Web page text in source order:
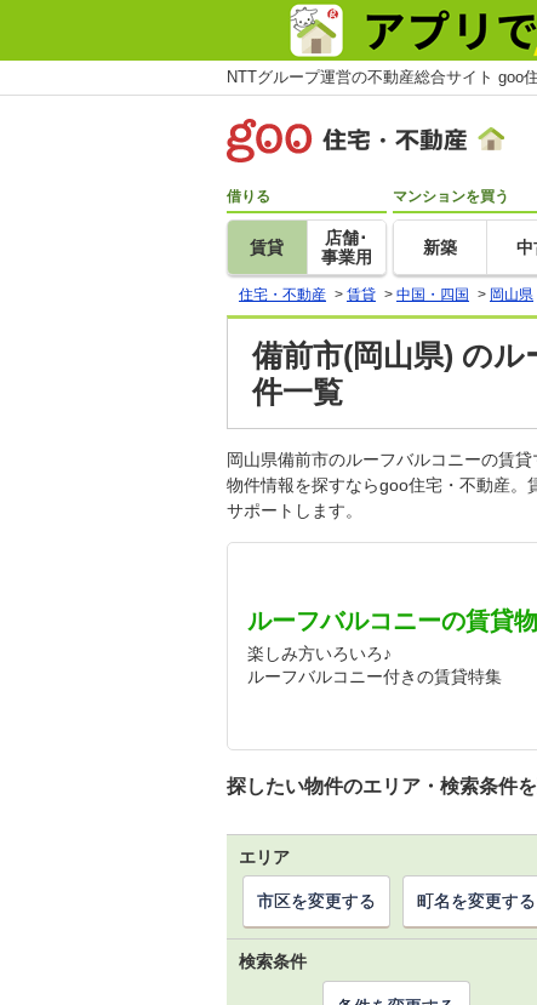
NTTグループ運営の不動産総合サイト goo
借りる
賃貸
店舗･
事業用
マンションを買う
新築 中
住宅・不動産 > 賃貸 > 中国・四国 > 岡山県
備前市(岡山県) の
件一覧
岡山県備前市のルーフバルコニーの賃
物件情報を探すならgoo住宅・不動産
サポートします。
ルーフバルコニーの賃貸
楽しみ方いろいろ♪
ルーフバルコニー付きの賃貸特集
探したい物件のエリア・検索条件
エリア
市区を変更する 町名を変更する
検索条件